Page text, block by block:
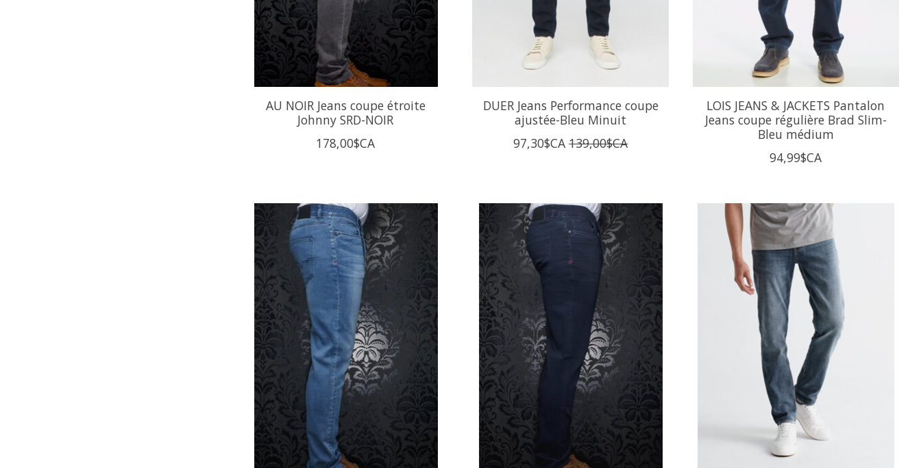
AU NOIR Jeans coupe étroite
Johnny SRD-NOIR
178,00$CA
DUER Jeans Performance coupe
ajustée-Bleu Minuit
97,30$CA 139,00$CA
LOIS JEANS & JACKETS Pantalon
Jeans coupe régulière Brad Slim-
Bleu médium
94,99$CA